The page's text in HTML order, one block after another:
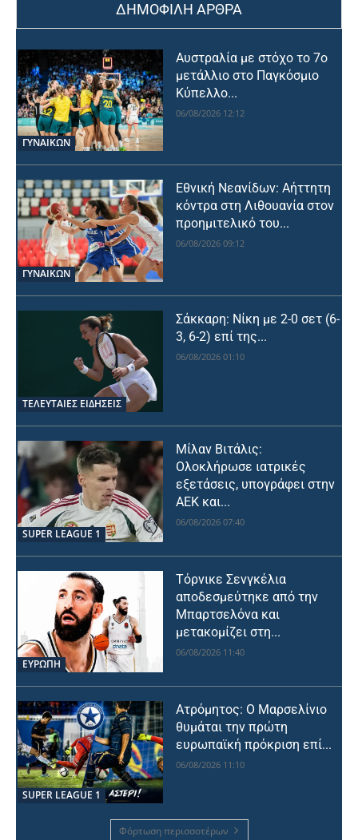
ΔΗΜΟΦΙΛΗ ΑΡΘΡΑ
ΓΥΝΑΙΚΩΝ
Αυστραλία με στόχο το 7ο
μετάλλιο στο Παγκόσμιο
Κύπελλο...
06/08/2026 12:12
ΓΥΝΑΙΚΩΝ
Εθνική Νεανίδων: Αήττητη
κόντρα στη Λιθουανία στον
προημιτελικό του...
06/08/2026 09:12
ΤΕΛΕΥΤΑΙΕΣ ΕΙΔΗΣΕΙΣ
Σάκκαρη: Νίκη με 2-0 σετ (6-
3, 6-2) επί της...
06/08/2026 01:10
SUPER LEAGUE 1
Μίλαν Βιτάλις:
Ολοκλήρωσε ιατρικές
εξετάσεις, υπογράφει στην
ΑΕΚ και...
06/08/2026 07:40
ΕΥΡΩΠΗ
Τόρνικε Σενγκέλια
αποδεσμεύτηκε από την
Μπαρτσελόνα και
μετακομίζει στη...
06/08/2026 11:40
SUPER LEAGUE 1
Ατρόμητος: Ο Μαρσελίνιο
θυμάται την πρώτη
ευρωπαϊκή πρόκριση επί...
06/08/2026 11:10
Φόρτωση περισσοτέρων